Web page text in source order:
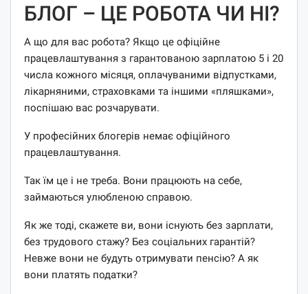
БЛОГ – ЦЕ РОБОТА ЧИ НІ?
А що для вас робота? Якщо це офіційне
працевлаштування з гарантованою зарплатою 5 і 20
числа кожного місяця, оплачуваними відпустками,
лікарняними, страховками та іншими «пляшками»,
поспішаю вас розчарувати.
У професійних блогерів немає офіційного
працевлаштування.
Так їм це і не треба. Вони працюють на себе,
займаються улюбленою справою.
Як же тоді, скажете ви, вони існують без зарплати,
без трудового стажу? Без соціальних гарантій?
Невже вони не будуть отримувати пенсію? А як
вони платять податки?